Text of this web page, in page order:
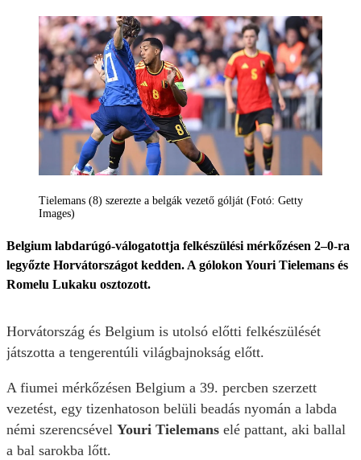
Tielemans (8) szerezte a belgák vezető gólját (Fotó: Getty
Images)
Belgium labdarúgó-válogatottja felkészülési mérkőzésen 2–0-ra
legyőzte Horvátországot kedden. A gólokon Youri Tielemans és
Romelu Lukaku osztozott.
Horvátország és Belgium is utolsó előtti felkészülését
játszotta a tengerentúli világbajnokság előtt.
A fiumei mérkőzésen Belgium a 39. percben szerzett
vezetést, egy tizenhatoson belüli beadás nyomán a labda
némi szerencsével Youri Tielemans elé pattant, aki ballal
a bal sarokba lőtt.